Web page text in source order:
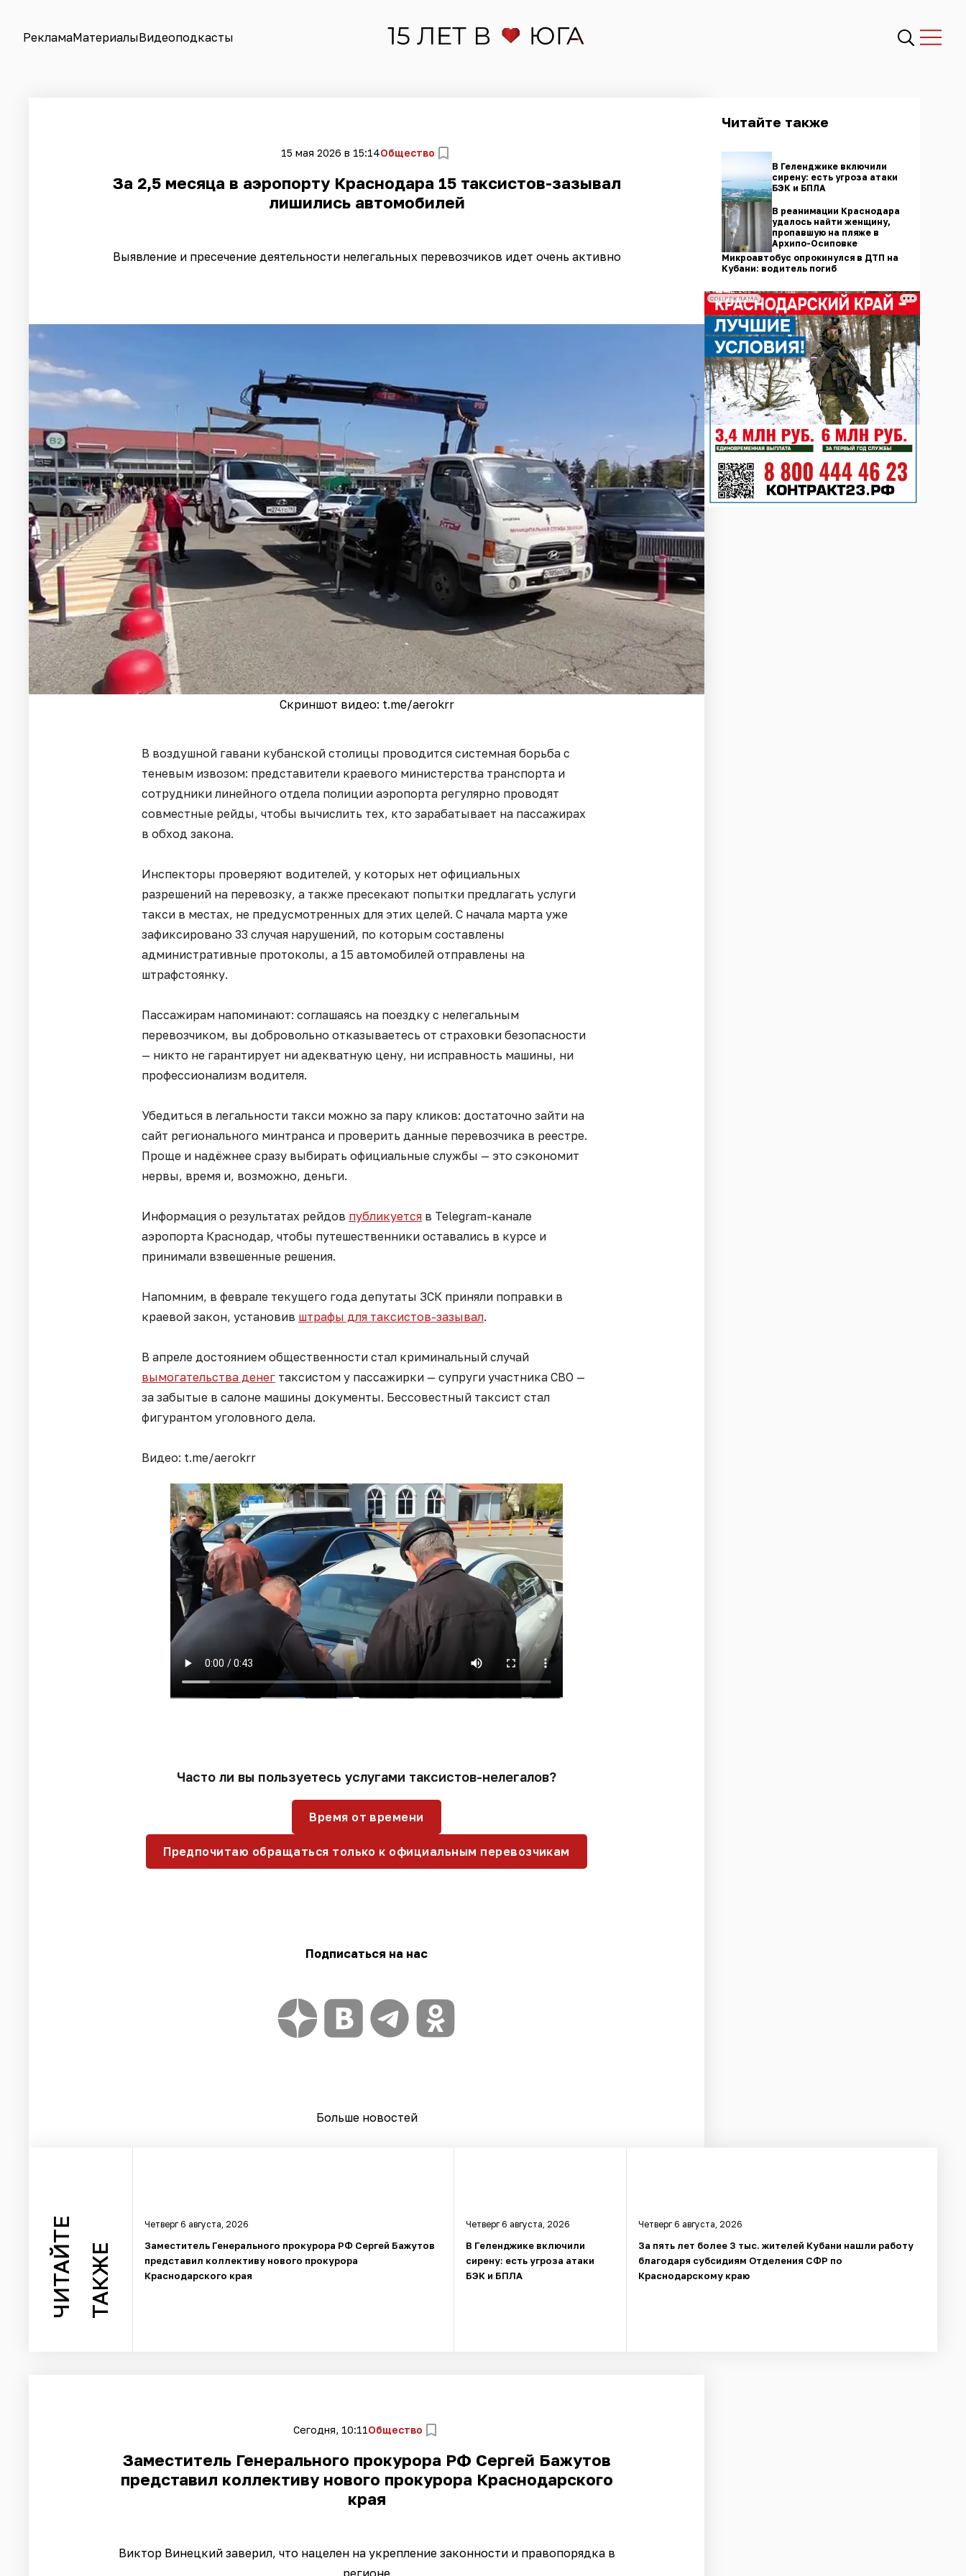
РекламаМатериалыВидеоподкасты
15 мая 2026 в 15:14Общество
За 2,5 месяца в аэропорту Краснодара 15 таксистов-зазывал
лишились автомобилей
Выявление и пресечение деятельности нелегальных перевозчиков идет очень активно
Скриншот видео: t.me/aerokrr
В воздушной гавани кубанской столицы проводится системная борьба с
теневым извозом: представители краевого министерства транспорта и
сотрудники линейного отдела полиции аэропорта регулярно проводят
совместные рейды, чтобы вычислить тех, кто зарабатывает на пассажирах
в обход закона.
Инспекторы проверяют водителей, у которых нет официальных
разрешений на перевозку, а также пресекают попытки предлагать услуги
такси в местах, не предусмотренных для этих целей. С начала марта уже
зафиксировано 33 случая нарушений, по которым составлены
административные протоколы, а 15 автомобилей отправлены на
штрафстоянку.
Пассажирам напоминают: соглашаясь на поездку с нелегальным
перевозчиком, вы добровольно отказываетесь от страховки безопасности
— никто не гарантирует ни адекватную цену, ни исправность машины, ни
профессионализм водителя.
Убедиться в легальности такси можно за пару кликов: достаточно зайти на
сайт регионального минтранса и проверить данные перевозчика в реестре.
Проще и надёжнее сразу выбирать официальные службы — это сэкономит
нервы, время и, возможно, деньги.
Информация о результатах рейдов публикуется в Telegram-канале
аэропорта Краснодар, чтобы путешественники оставались в курсе и
принимали взвешенные решения.
Напомним, в феврале текущего года депутаты ЗСК приняли поправки в
краевой закон, установив штрафы для таксистов-зазывал.
В апреле достоянием общественности стал криминальный случай
вымогательства денег таксистом у пассажирки — супруги участника СВО —
за забытые в салоне машины документы. Бессовестный таксист стал
фигурантом уголовного дела.
Видео: t.me/aerokrr
Часто ли вы пользуетесь услугами таксистов-нелегалов?
Время от времени
Предпочитаю обращаться только к официальным перевозчикам
Подписаться на нас
Больше новостей
Читайте также
В Геленджике включили
сирену: есть угроза атаки
БЭК и БПЛА
В реанимации Краснодара
удалось найти женщину,
пропавшую на пляже в
Архипо-Осиповке
Микроавтобус опрокинулся в ДТП на
Кубани: водитель погиб
СОЦРЕКЛАМА
ЧИТАЙТЕ ТАКЖЕ
Четверг 6 августа, 2026
Заместитель Генерального прокурора РФ Сергей Бажутов
представил коллективу нового прокурора
Краснодарского края
Четверг 6 августа, 2026
В Геленджике включили
сирену: есть угроза атаки
БЭК и БПЛА
Четверг 6 августа, 2026
За пять лет более 3 тыс. жителей Кубани нашли работу
благодаря субсидиям Отделения СФР по
Краснодарскому краю
Сегодня, 10:11Общество
Заместитель Генерального прокурора РФ Сергей Бажутов
представил коллективу нового прокурора Краснодарского
края
Виктор Винецкий заверил, что нацелен на укрепление законности и правопорядка в